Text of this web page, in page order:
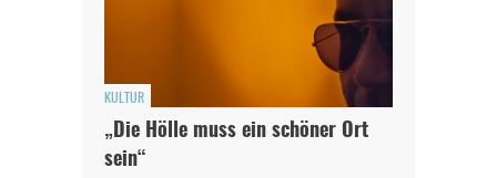
KULTUR
„Die Hölle muss ein schöner Ort
sein“